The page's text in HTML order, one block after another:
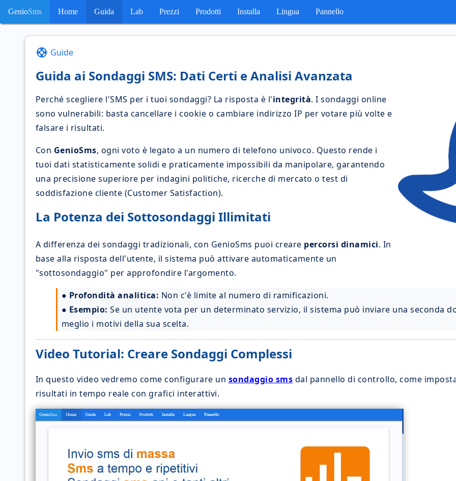
GenioSms Home Guida Lab Prezzi Prodotti Installa Lingua Pannello
support Guide
Guida ai Sondaggi SMS: Dati Certi e Analisi Avanzata
Perché scegliere l'SMS per i tuoi sondaggi? La risposta è l'integrità. I sondaggi online
sono vulnerabili: basta cancellare i cookie o cambiare indirizzo IP per votare più volte e
falsare i risultati.
Con GenioSms, ogni voto è legato a un numero di telefono univoco. Questo rende i
tuoi dati statisticamente solidi e praticamente impossibili da manipolare, garantendo
una precisione superiore per indagini politiche, ricerche di mercato o test di
soddisfazione cliente (Customer Satisfaction).
La Potenza dei Sottosondaggi Illimitati
A differenza dei sondaggi tradizionali, con GenioSms puoi creare percorsi dinamici. In
base alla risposta dell'utente, il sistema può attivare automaticamente un
"sottosondaggio" per approfondire l'argomento.
● Profondità analitica: Non c'è limite al numero di ramificazioni.
● Esempio: Se un utente vota per un determinato servizio, il sistema può inviare una seconda
meglio i motivi della sua scelta.
Video Tutorial: Creare Sondaggi Complessi
In questo video vedremo come configurare un sondaggio sms dal pannello di controllo, come
risultati in tempo reale con grafici interattivi.